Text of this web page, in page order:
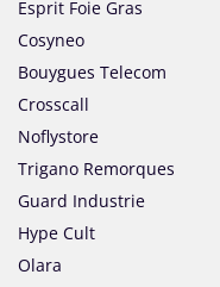
Esprit Foie Gras
Cosyneo
Bouygues Telecom
Crosscall
Noflystore
Trigano Remorques
Guard Industrie
Hype Cult
Olara